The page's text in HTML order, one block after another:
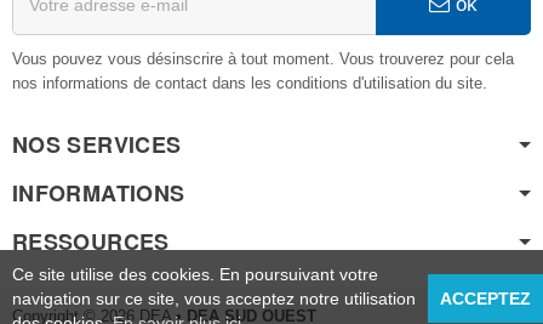
Vous pouvez vous désinscrire à tout moment. Vous trouverez pour cela
nos informations de contact dans les conditions d'utilisation du site.
NOS SERVICES
INFORMATIONS
RESSOURCES
Copyright © 2026 DEA • DEA SUD OUEST
Ce site utilise des cookies. En poursuivant votre
navigation sur ce site, vous acceptez notre utilisation
ACCEPTEZ